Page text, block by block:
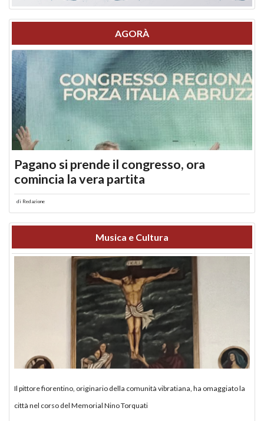
AGORÀ
Pagano si prende il congresso, ora
comincia la vera partita
di Redazione
Musica e Cultura
Il pittore fiorentino, originario della comunità vibratiana, ha omaggiato la
città nel corso del Memorial Nino Torquati